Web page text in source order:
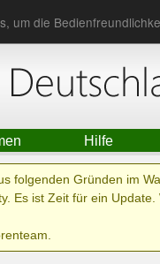
um die
Hilfe
folgenden Gründen im
Es ist Zeit für ein